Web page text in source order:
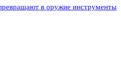
в оружие инструменты